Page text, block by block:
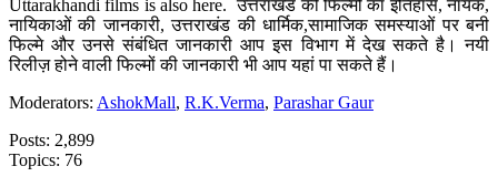
Uttarakhandi films is also here. उत्तराखंड की फिल्मों का इतिहास, नायक,
नायिकाओं की जानकारी, उत्तराखंड की धार्मिक,सामाजिक समस्याओं पर बनी
फिल्मे और उनसे संबंधित जानकारी आप इस विभाग में देख सकते है। नयी
रिलीज़ होने वाली फिल्मों की जानकारी भी आप यहां पा सकते हैं।
Moderators: AshokMall, R.K.Verma, Parashar Gaur
Posts: 2,899
Topics: 76